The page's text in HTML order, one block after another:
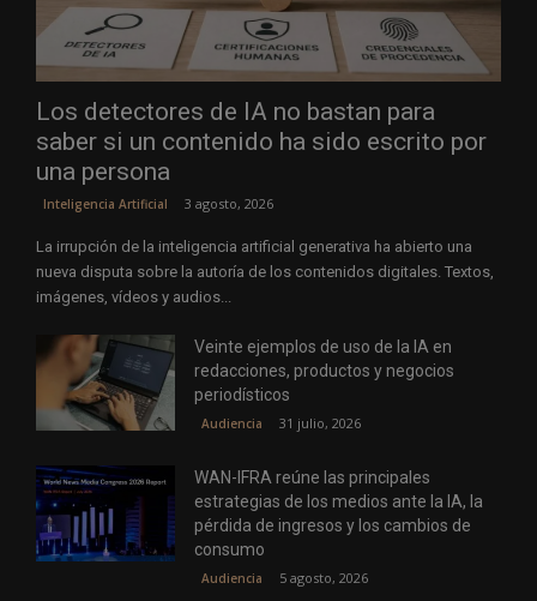
Los detectores de IA no bastan para
saber si un contenido ha sido escrito por
una persona
Inteligencia Artificial 3 agosto, 2026
La irrupción de la inteligencia artificial generativa ha abierto una
nueva disputa sobre la autoría de los contenidos digitales. Textos,
imágenes, vídeos y audios...
Veinte ejemplos de uso de la IA en
redacciones, productos y negocios
periodísticos
Audiencia 31 julio, 2026
WAN-IFRA reúne las principales
estrategias de los medios ante la IA, la
pérdida de ingresos y los cambios de
consumo
Audiencia 5 agosto, 2026